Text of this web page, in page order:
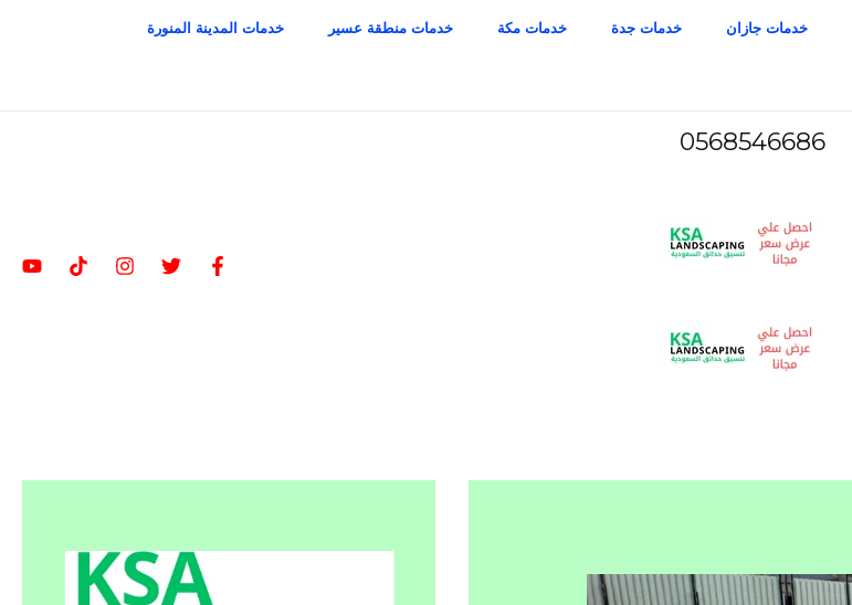
خدمات جازان خدمات جدة خدمات مكة خدمات منطقة عسير خدمات المدينة المنورة
0568546686